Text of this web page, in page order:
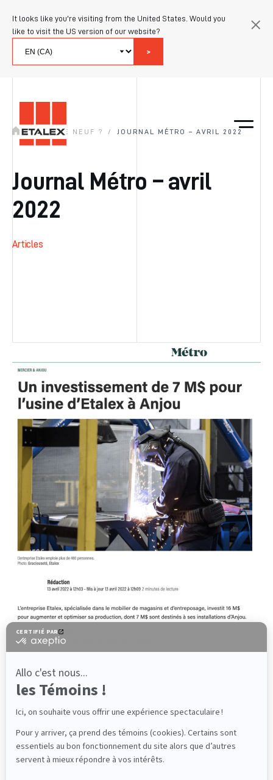
It looks like you're visiting from the United States. Would you
like to visit the US version of our website?
>
/ QUOI DE NEUF ? / JOURNAL MÉTRO – AVRIL 2022
Journal Métro – avril
2022
Articles
Article sur les investissements et création
d’emploi dans nos usines.